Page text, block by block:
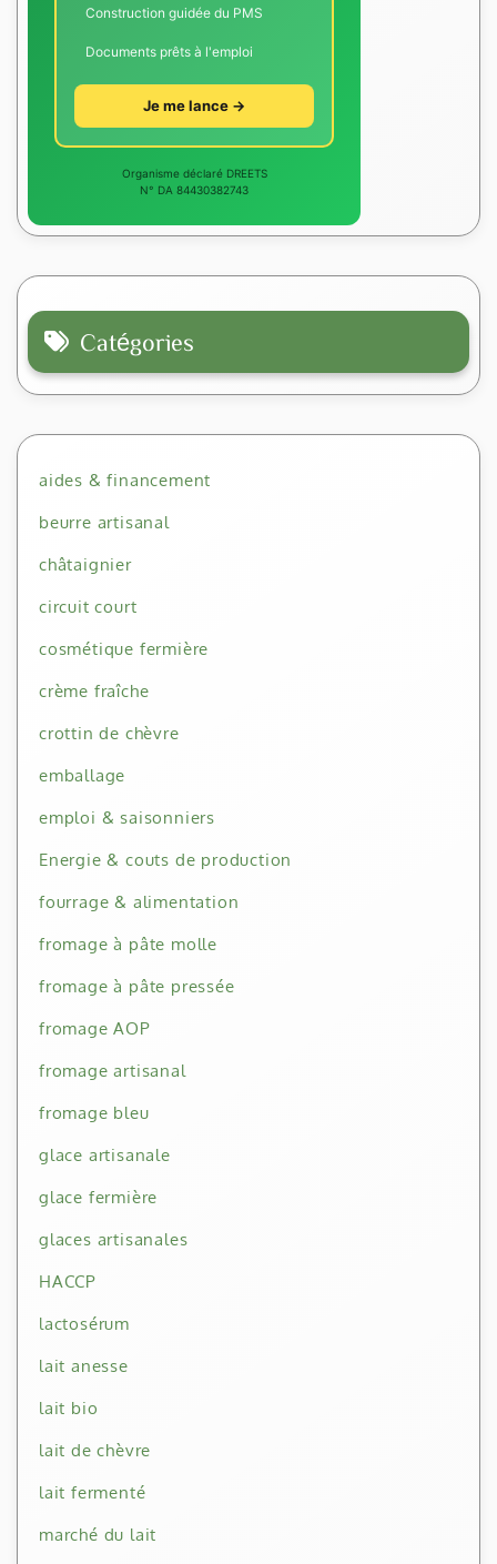
Construction guidée du PMS
Documents prêts à l'emploi
Je me lance →
Organisme déclaré DREETS
N° DA 84430382743
Catégories
aides & financement
beurre artisanal
châtaignier
circuit court
cosmétique fermière
crème fraîche
crottin de chèvre
emballage
emploi & saisonniers
Energie & couts de production
fourrage & alimentation
fromage à pâte molle
fromage à pâte pressée
fromage AOP
fromage artisanal
fromage bleu
glace artisanale
glace fermière
glaces artisanales
HACCP
lactosérum
lait anesse
lait bio
lait de chèvre
lait fermenté
marché du lait